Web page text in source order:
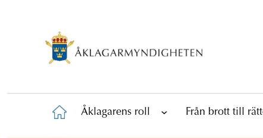
Åklagarens roll Från brott till